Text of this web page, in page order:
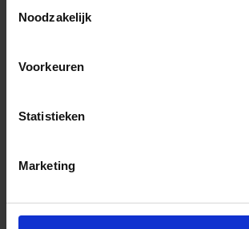
Noodzakelijk
Voorkeuren
Statistieken
Marketing